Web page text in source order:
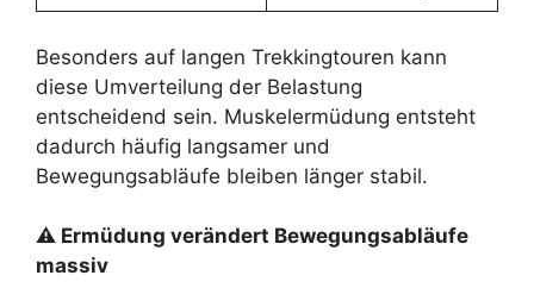
Besonders auf langen Trekkingtouren kann
diese Umverteilung der Belastung
entscheidend sein. Muskelermüdung entsteht
dadurch häufig langsamer und
Bewegungsabläufe bleiben länger stabil.
⚠ Ermüdung verändert Bewegungsabläufe
massiv